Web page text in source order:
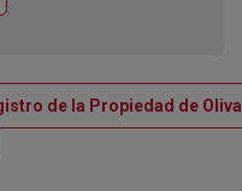
de la Propiedad de Oliva
nueva